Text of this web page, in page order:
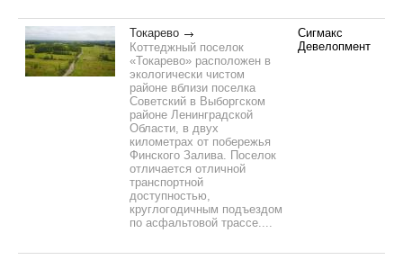
Токарево
Коттеджный поселок
«Токарево» расположен в
экологически чистом
районе вблизи поселка
Советский в Выборгском
районе Ленинградской
Области, в двух
километрах от побережья
Финского Залива. Поселок
отличается отличной
транспортной
доступностью,
круглогодичным подъездом
по асфальтовой трассе....
Сигмакс
Девелопмент